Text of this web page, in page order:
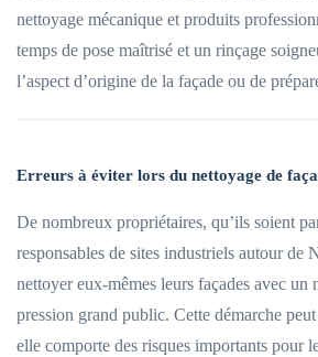
nettoyage mécanique et produits
temps de pose maîtrisé et un rinçage
l’aspect d’origine de la façade ou de
Erreurs à éviter lors du nettoyage de
De nombreux propriétaires, qu’ils soient
responsables de sites industriels autour de
nettoyer eux-mêmes leurs façades avec un
pression grand public. Cette démarche
elle comporte des risques importants pour